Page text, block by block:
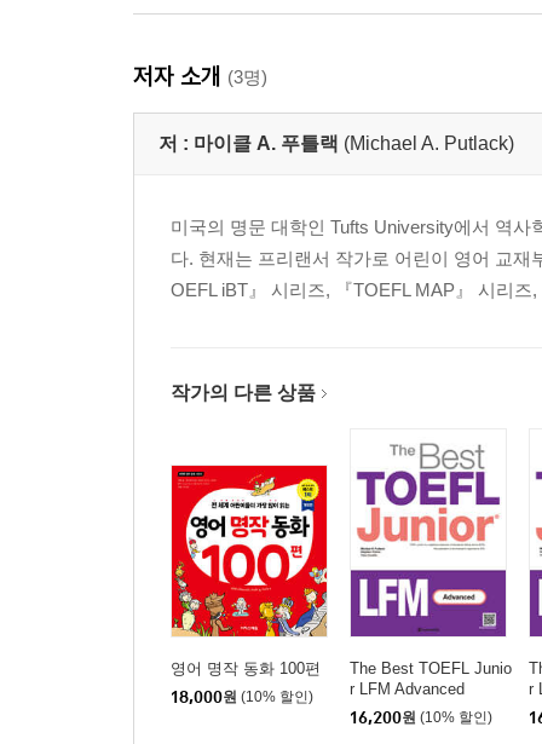
저자 소개 (3명)
저 : 마이클 A. 푸틀랙 (Michael A. Putlack)
미국의 명문 대학인 Tufts University에서 역
다. 현재는 프리랜서 작가로 어린이 영어 교
OEFL iBT』 시리즈, 『TOEFL MAP』 시리
작가의 다른 상품
영어 명작 동화 100편
18,000원 (10% 할인)
The Best TOEFL Junio
r LFM Advanced
16,200원 (10% 할인)
r